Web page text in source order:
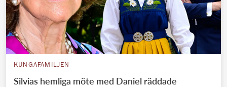
KUNGAFAMILJEN
Silvias hemliga möte med Daniel räddade